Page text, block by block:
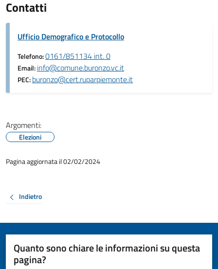
Contatti
Ufficio Demografico e Protocollo
Telefono:0161/851134 int. 0
Email:info@comune.buronzo.vc.it
PEC:buronzo@cert.ruparpiemonte.it
Argomenti:
Elezioni
Pagina aggiornata il 02/02/2024
Indietro
Quanto sono chiare le informazioni su questa
pagina?